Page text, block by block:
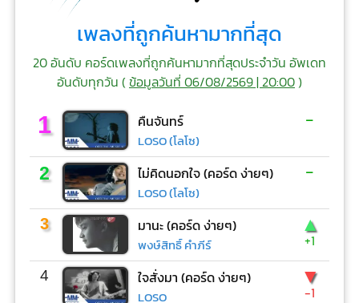
เพลงที่ถูกค้นหามากที่สุด
20 อันดับ คอร์ดเพลงที่ถูกค้นหามากที่สุดประจำวัน อัพเดท
อันดับทุกวัน (ข้อมูลวันที่ 06/08/2569 | 20:00)
1 คืนจันทร์
LOSO (โลโซ)
-
2 ไม่คิดนอกใจ (คอร์ด ง่ายๆ)
LOSO (โลโซ)
-
3 มานะ (คอร์ด ง่ายๆ)
พงษ์สิทธิ์ คำภีร์
▲
+1
4 ใจสั่งมา (คอร์ด ง่ายๆ)
LOSO
▼
-1